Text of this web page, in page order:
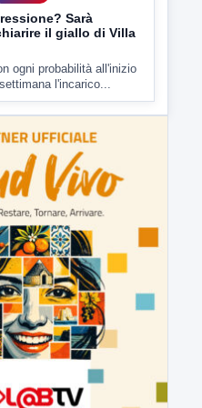
Sarà
il giallo di Villa
ogni probabilità all'inizio
l'incarico...